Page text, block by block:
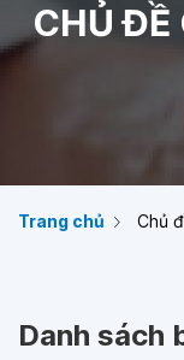
CHỦ ĐỀ
Trang chủ Chủ
Danh sách